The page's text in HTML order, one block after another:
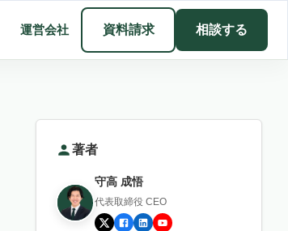
運営会社 資料請求 相談する
著者
守高 成悟
代表取締役 CEO